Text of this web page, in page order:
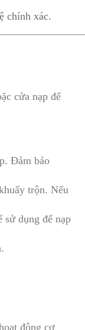
chính xác.
cửa nạp để
Đảm bảo
trộn. Nếu
sử dụng để nạp
động cơ